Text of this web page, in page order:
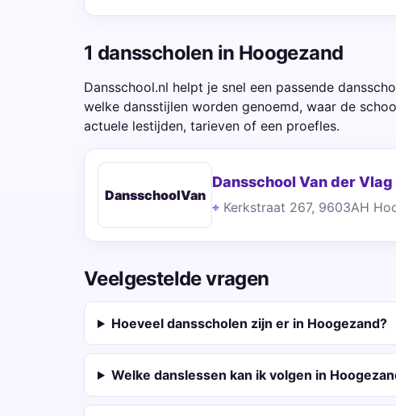
1 dansscholen in Hoogezand
Dansschool.nl helpt je snel een passende
welke dansstijlen worden genoemd, waar de
actuele lestijden, tarieven of een proefles.
DansschoolVan
Dansschool Van der Vlag
Kerkstraat 267, 9603AH
Veelgestelde vragen
Hoeveel dansscholen zijn er in Hoogezand?
Welke danslessen kan ik volgen in